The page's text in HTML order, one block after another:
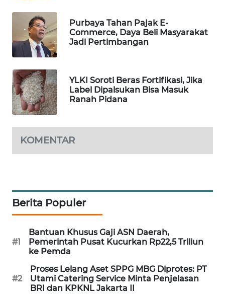
Purbaya Tahan Pajak E-
Commerce, Daya Beli Masyarakat
Jadi Pertimbangan
YLKI Soroti Beras Fortifikasi, Jika
Label Dipalsukan Bisa Masuk
Ranah Pidana
KOMENTAR
Berita Populer
#1
Bantuan Khusus Gaji ASN Daerah,
Pemerintah Pusat Kucurkan Rp22,5 Triliun
ke Pemda
#2
Proses Lelang Aset SPPG MBG Diprotes: PT
Utami Catering Service Minta Penjelasan
BRI dan KPKNL Jakarta II
ALPERKLINAS
FORJASIDA
TAMBANG
NEWS
SITUNGIR
NEWS
SIANTAR
NEWS
METRO
MEDAN
NEWS